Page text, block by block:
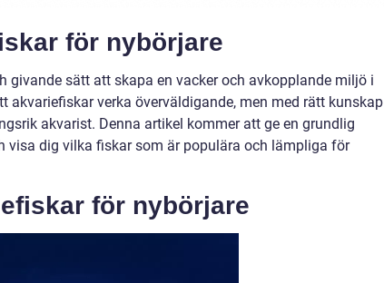
för nybörjare
givande sätt att skapa en vacker och avkopplande miljö i
akvariefiskar verka överväldigande, men med rätt kunskap
akvarist. Denna artikel kommer att ge en grundlig
visa dig vilka fiskar som är populära och lämpliga för
för nybörjare